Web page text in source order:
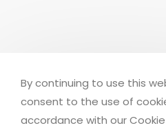
By continuing to use this
consent to the use of
accordance with our Cookie